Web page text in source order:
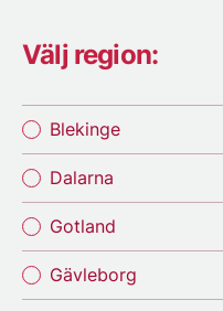
Välj region:
Blekinge
Dalarna
Gotland
Gävleborg